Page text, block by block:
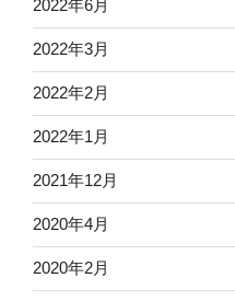
2022年6月
2022年3月
2022年2月
2022年1月
2021年12月
2020年4月
2020年2月